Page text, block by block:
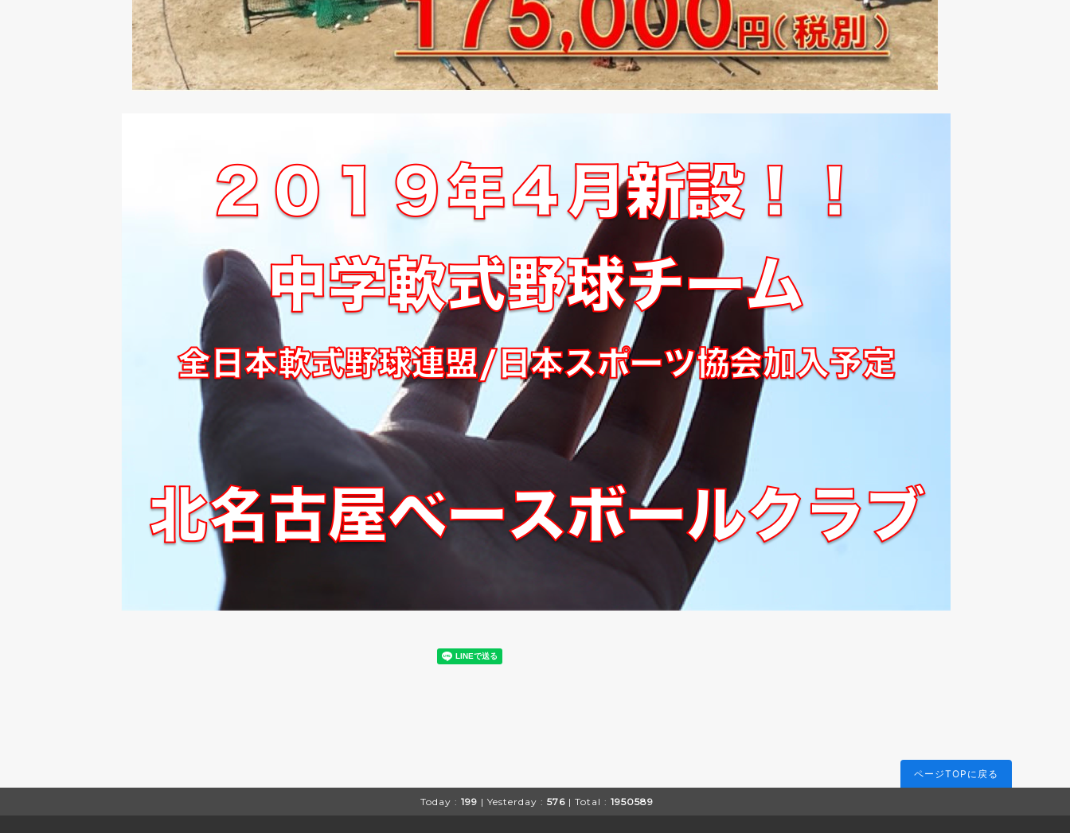
ページTOPに戻る
Today : 199 | Yesterday : 576 | Total : 1950589